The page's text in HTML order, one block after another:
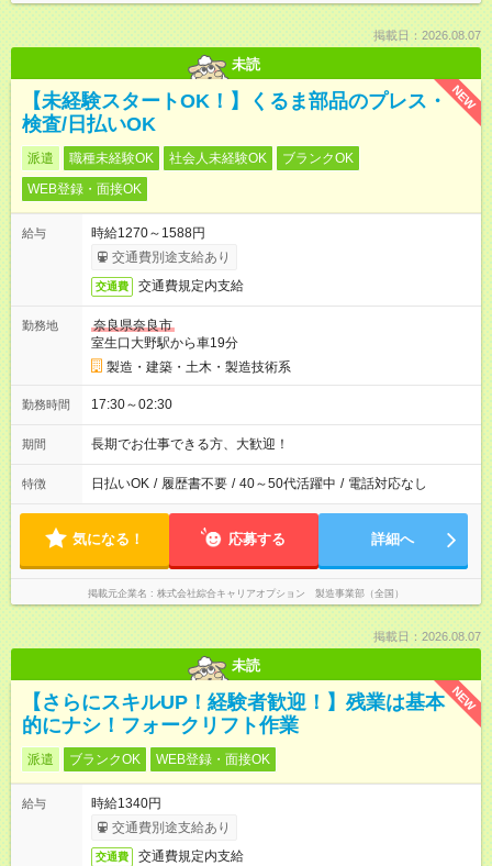
掲載日：2026.08.07
未読
NEW
【未経験スタートOK！】くるま部品のプレス・
検査/日払いOK
派遣 職種未経験OK 社会人未経験OK
ブランクOK
WEB登録・面接OK
給与
時給1270～1588円
交通費別途支給あり
交通費 交通費規定内支給
勤務地
奈良県奈良市
室生口大野駅から車19分
製造・建築・土木・製造技術系
勤務時間 17:30～02:30
期間 長期でお仕事できる方、大歓迎！
特徴 日払いOK / 履歴書不要 / 40～50代活躍中 / 電話対応なし
気になる！ 応募する 詳細へ
掲載元企業名 株式会社綜合キャリアオプション 製造事業部（全国）
掲載日：2026.08.07
未読
NEW
【さらにスキルUP！経験者歓迎！】残業は基本
的にナシ！フォークリフト作業
派遣 ブランクOK WEB登録・面接OK
給与
時給1340円
交通費別途支給あり
交通費 交通費規定内支給